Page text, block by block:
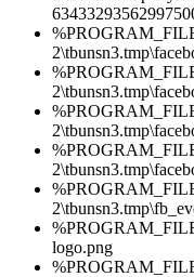
logo.png